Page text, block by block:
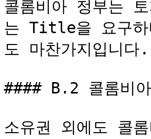
콜롬비아 정부는
는 Title을 요구하
도 마찬가지입니
#### B.2 콜롬비
소유권 외에도 콜